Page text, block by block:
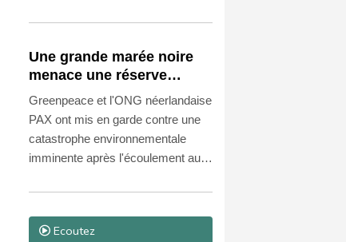
depuis les premières pendaisons
d'année.
Une grande marée noire
menace une réserve
naturelle d'Oman, selon
des ONG
Greenpeace et l'ONG néerlandaise
PAX ont mis en garde contre une
catastrophe environnementale
imminente après l'écoulement au
d'Oman de pétrole transporté par
un navire soupçonné de faire partie
de la "flotte fantôme" russe.
Ecoutez